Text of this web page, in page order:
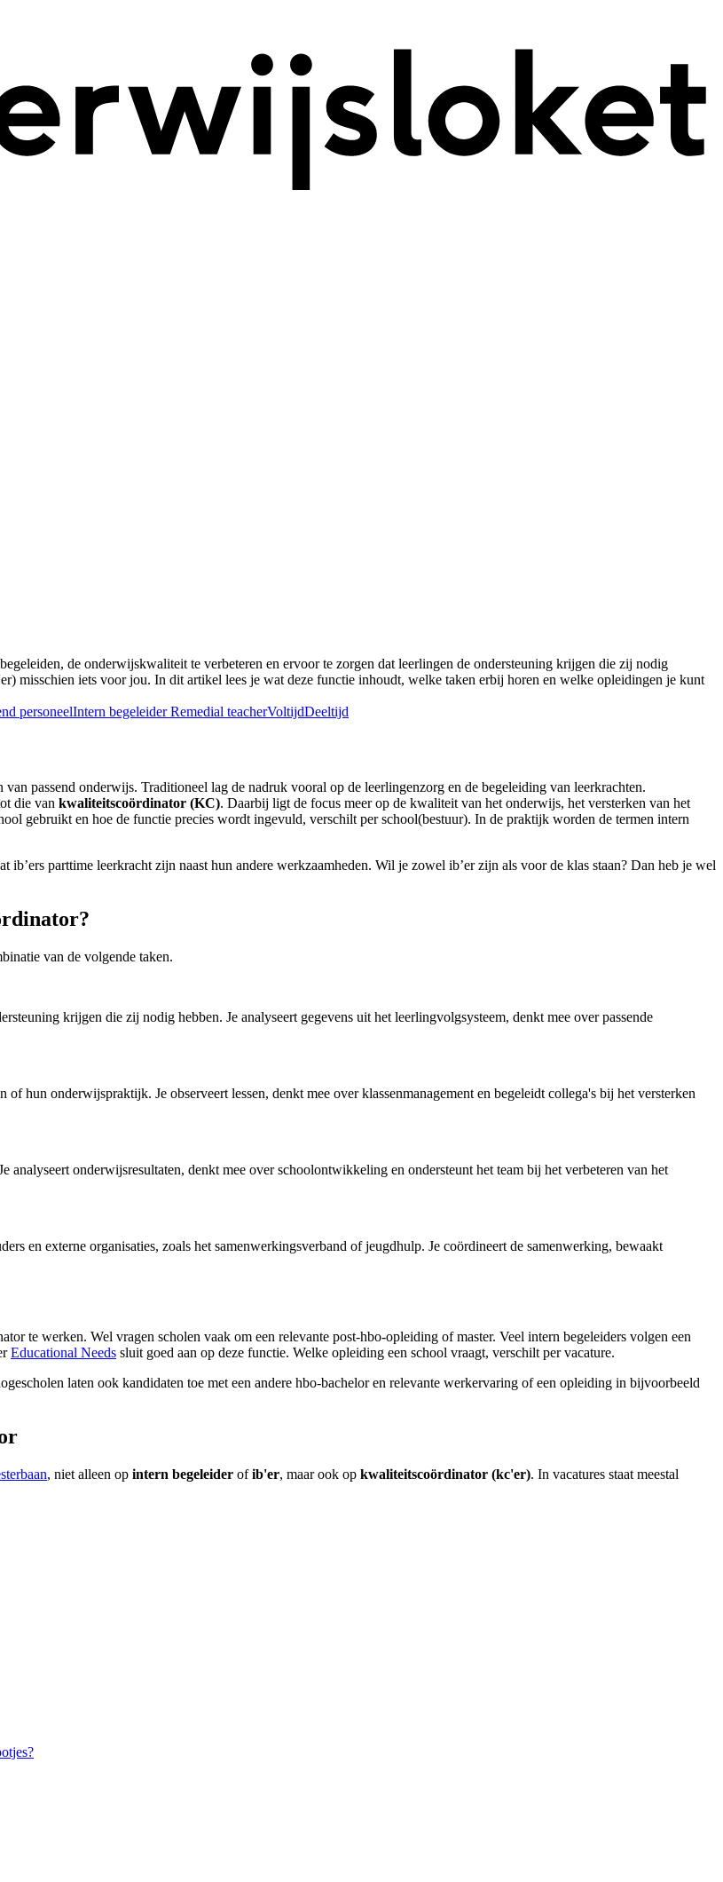
de onderwijskwaliteit te verbeteren en ervoor te zorgen dat leerlingen de ondersteuning krijgen die zij nodig
misschien iets voor jou. In dit artikel lees je wat deze functie inhoudt, welke taken erbij horen en welke opleidingen je kunt
personeelIntern begeleiderRemedial teacherVoltijdDeeltijd
passend onderwijs. Traditioneel lag de nadruk vooral op de leerlingenzorg en de begeleiding van leerkrachten.
die van kwaliteitscoördinator (KC). Daarbij ligt de focus meer op de kwaliteit van het onderwijs, het versterken van het
gebruikt en hoe de functie precies wordt ingevuld, verschilt per school(bestuur). In de praktijk worden de termen intern
parttime leerkracht zijn naast hun andere werkzaamheden. Wil je zowel ib’er zijn als voor de klas staan? Dan heb je wel
van de volgende taken.
krijgen die zij nodig hebben. Je analyseert gegevens uit het leerlingvolgsysteem, denkt mee over passende
hun onderwijspraktijk. Je observeert lessen, denkt mee over klassenmanagement en begeleidt collega's bij het versterken
onderwijsresultaten, denkt mee over schoolontwikkeling en ondersteunt het team bij het verbeteren van het
en externe organisaties, zoals het samenwerkingsverband of jeugdhulp. Je coördineert de samenwerking, bewaakt
te werken. Wel vragen scholen vaak om een relevante post-hbo-opleiding of master. Veel intern begeleiders volgen een
Educational Needs sluit goed aan op deze functie. Welke opleiding een school vraagt, verschilt per vacature.
laten ook kandidaten toe met een andere hbo-bachelor en relevante werkervaring of een opleiding in bijvoorbeeld
, niet alleen op intern begeleider ofib'er, maar ook op kwaliteitscoördinator (kc'er). In vacatures staat meestal